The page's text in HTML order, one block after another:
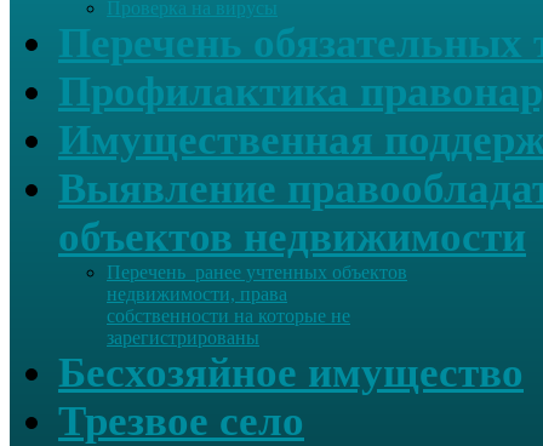
Проверка на вирусы
Перечень обязательных
Профилактика
Имущественная
Выявление
объектов недвижимости
Перечень ранее учтенных объектов
недвижимости, права
собственности на которые не
зарегистрированы
Бесхозяйное имущество
Трезвое село